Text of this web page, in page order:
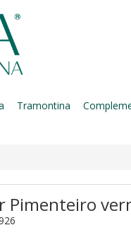
Tramontina
Pimenteiro